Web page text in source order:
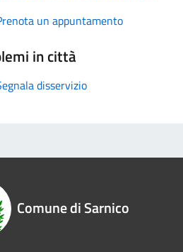
un appuntamento
in città
disservizio
Comune di Sarnico